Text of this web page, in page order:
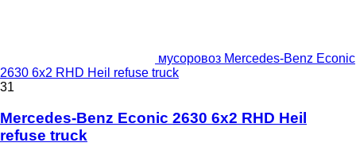
мусоровоз Mercedes-Benz Econic
2630 6x2 RHD Heil refuse truck
31
Mercedes-Benz Econic 2630 6x2 RHD Heil
refuse truck